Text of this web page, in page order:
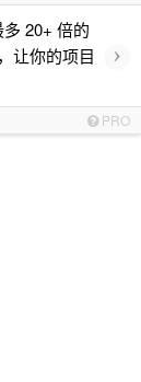
20+ 倍的
让你的项目
›
PRO